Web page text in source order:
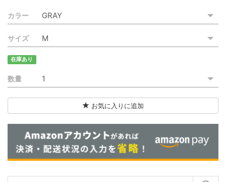
カラー
サイズ
在庫あり
数量
お気に入りに追加